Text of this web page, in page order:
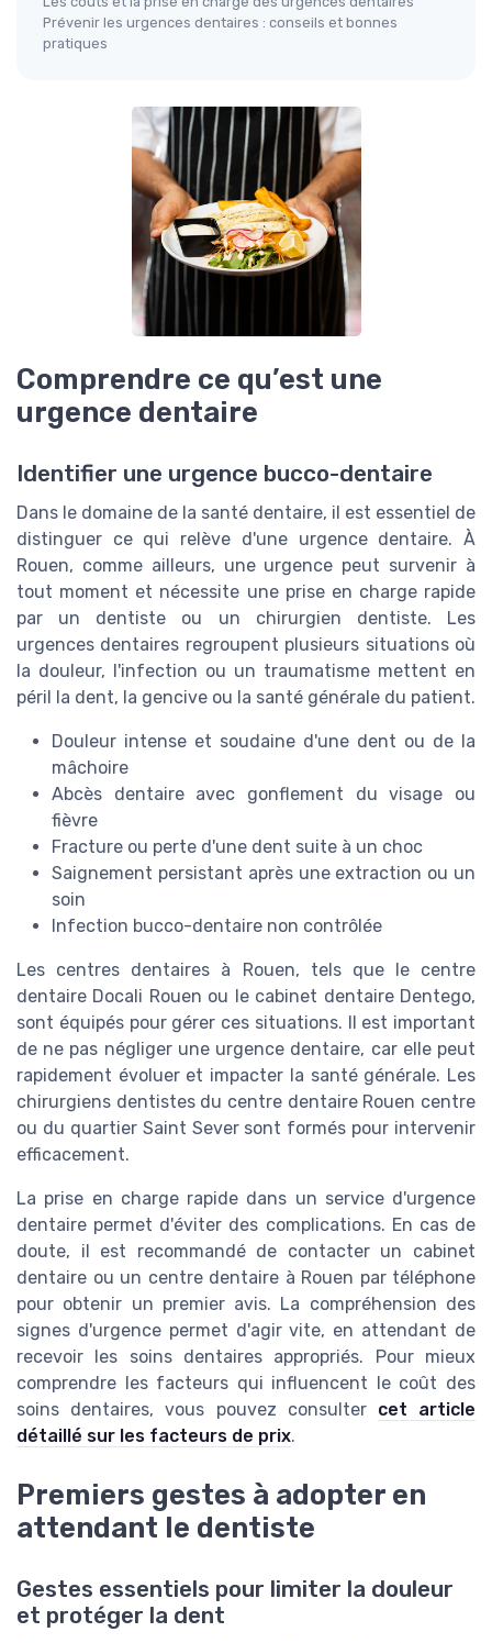
Prévenir les urgences dentaires : conseils et bonnes
pratiques
Comprendre ce qu’est une
urgence dentaire
Identifier une urgence bucco-dentaire
Dans le domaine de la santé dentaire, il est essentiel de
distinguer ce qui relève d'une urgence dentaire. À
Rouen, comme ailleurs, une urgence peut survenir à
tout moment et nécessite une prise en charge rapide
par un dentiste ou un chirurgien dentiste. Les
urgences dentaires regroupent plusieurs situations où
la douleur, l'infection ou un traumatisme mettent en
péril la dent, la gencive ou la santé générale du patient.
Douleur intense et soudaine d'une dent ou de la
mâchoire
Abcès dentaire avec gonflement du visage ou
fièvre
Fracture ou perte d'une dent suite à un choc
Saignement persistant après une extraction ou un
soin
Infection bucco-dentaire non contrôlée
Les centres dentaires à Rouen, tels que le centre
dentaire Docali Rouen ou le cabinet dentaire Dentego,
sont équipés pour gérer ces situations. Il est important
de ne pas négliger une urgence dentaire, car elle peut
rapidement évoluer et impacter la santé générale. Les
chirurgiens dentistes du centre dentaire Rouen centre
ou du quartier Saint Sever sont formés pour intervenir
efficacement.
La prise en charge rapide dans un service d'urgence
dentaire permet d'éviter des complications. En cas de
doute, il est recommandé de contacter un cabinet
dentaire ou un centre dentaire à Rouen par téléphone
pour obtenir un premier avis. La compréhension des
signes d'urgence permet d'agir vite, en attendant de
recevoir les soins dentaires appropriés. Pour mieux
comprendre les facteurs qui influencent le coût des
soins dentaires, vous pouvez consulter cet article
détaillé sur les facteurs de prix.
Premiers gestes à adopter en
attendant le dentiste
Gestes essentiels pour limiter la douleur
et protéger la dent